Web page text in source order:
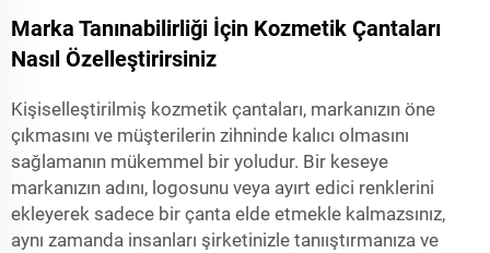
Marka Tanınabilirliği İçin Kozmetik Çantaları
Nasıl Özelleştirirsiniz
Kişiselleştirilmiş kozmetik çantaları, markanızın öne
çıkmasını ve müşterilerin zihninde kalıcı olmasını
sağlamanın mükemmel bir yoludur. Bir keseye
markanızın adını, logosunu veya ayırt edici renklerini
ekleyerek sadece bir çanta elde etmekle kalmazsınız,
aynı zamanda insanları şirketinizle tanııştırmanıza ve